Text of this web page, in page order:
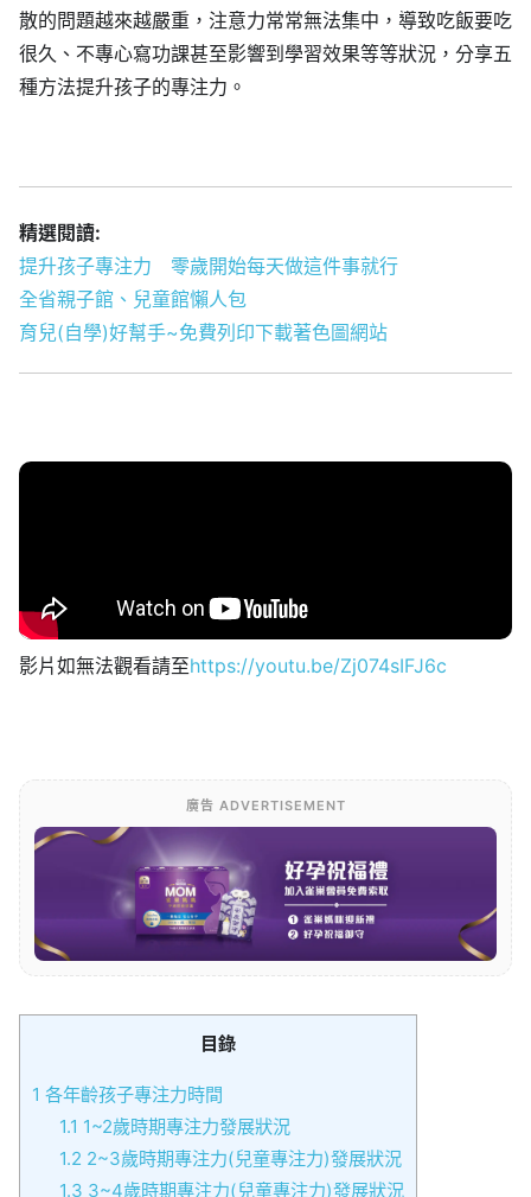
散的問題越來越嚴重，注意力常常無法集中，導致吃飯要吃
很久、不專心寫功課甚至影響到學習效果等等狀況，分享五
種方法提升孩子的專注力。
精選閱讀:
提升孩子專注力 零歲開始每天做這件事就行
全省親子館、兒童館懶人包
育兒(自學)好幫手~免費列印下載著色圖網站
影片如無法觀看請至https://youtu.be/Zj074sIFJ6c
廣告 ADVERTISEMENT
目錄
1 各年齡孩子專注力時間
1.1 1~2歲時期專注力發展狀況
1.2 2~3歲時期專注力(兒童專注力)發展狀況
1.3 3~4歲時期專注力(兒童專注力)發展狀況